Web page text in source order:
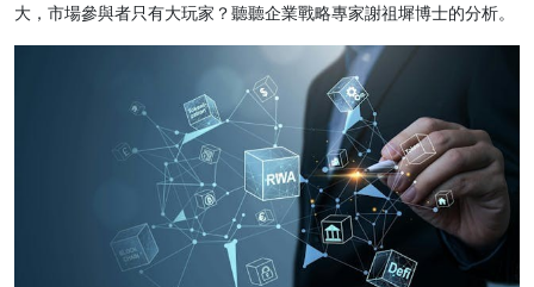
大，市場參與者只有大玩家？聽聽企業戰略專家謝祖墀博士的分析。